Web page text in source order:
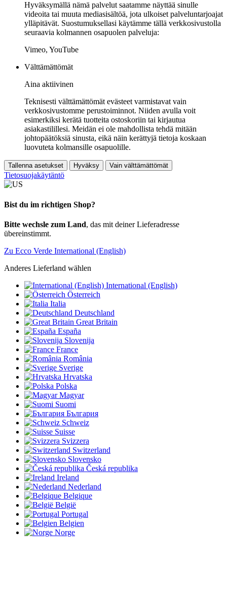
Hyväksymällä nämä palvelut saatamme näyttää sinulle
videoita tai muuta mediasisältöä, jota ulkoiset palveluntarjoajat
ylläpitävät. Suostumuksellasi käytämme tällä verkkosivustolla
seuraavia kolmannen osapuolen palveluja:
Vimeo, YouTube
Välttämättömät
Aina aktiivinen
Teknisesti välttämättömät evästeet varmistavat vain
verkkosivustomme perustoiminnot. Niiden avulla voit
esimerkiksi kerätä tuotteita ostoskoriin tai kirjautua
asiakastilillesi. Meidän ei ole mahdollista tehdä mitään
johtopäätöksiä sinusta, eikä näin kerättyjä tietoja koskaan
luovuteta kolmansille osapuolille.
Tallenna asetukset Hyväksy Vain välttämättömät
Tietosuojakäytäntö
Bist du im richtigen Shop?
Bitte wechsle zum Land, das mit deiner Lieferadresse
übereinstimmt.
Zu Ecco Verde International (English)
Anderes Lieferland wählen
International (English)
Österreich
Italia
Deutschland
Great Britain
España
Slovenija
France
România
Sverige
Hrvatska
Polska
Magyar
Suomi
България
Schweiz
Suisse
Svizzera
Switzerland
Slovensko
Česká republika
Ireland
Nederland
Belgique
België
Portugal
Belgien
Norge